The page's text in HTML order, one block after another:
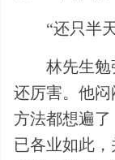
“还只半
林先生勉
还厉害。他
方法都想遍
已各业如此